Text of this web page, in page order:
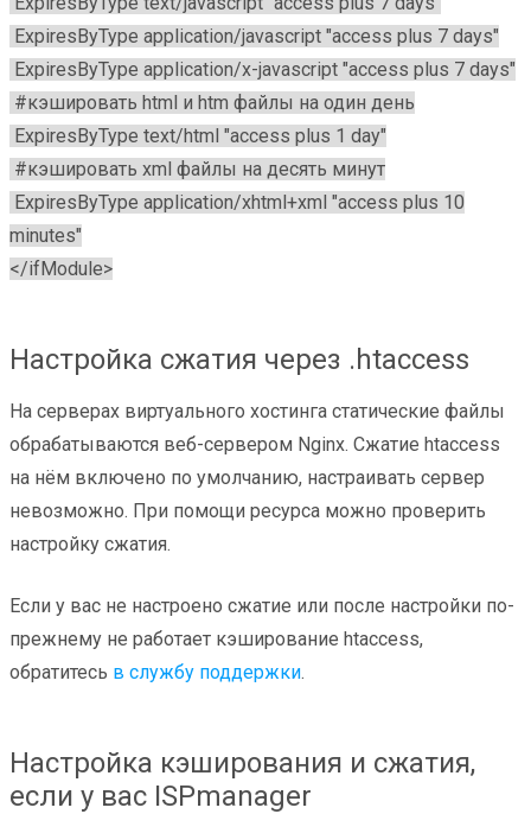
ExpiresByType application/javascript "access plus 7 days"
ExpiresByType application/x-javascript "access plus 7 days"
#кэшировать html и htm файлы на один день
ExpiresByType text/html "access plus 1 day"
#кэшировать xml файлы на десять минут
ExpiresByType application/xhtml+xml "access plus 10
minutes"
</ifModule>
Настройка сжатия через .htaccess
На серверах виртуального хостинга статические файлы
обрабатываются веб-сервером Nginx. Сжатие htaccess
на нём включено по умолчанию, настраивать сервер
невозможно. При помощи ресурса можно проверить
настройку сжатия.
Если у вас не настроено сжатие или после настройки по-
прежнему не работает кэширование htaccess,
обратитесь в службу поддержки.
Настройка кэширования и сжатия,
если у вас ISPmanager